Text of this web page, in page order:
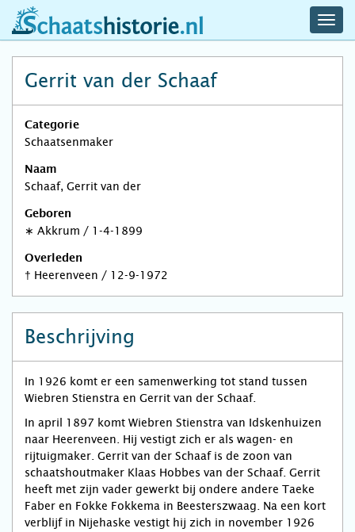
schaatshistorie.nl
Gerrit van der Schaaf
Categorie
Schaatsenmaker
Naam
Schaaf, Gerrit van der
Geboren
∗ Akkrum / 1-4-1899
Overleden
† Heerenveen / 12-9-1972
Beschrijving
In 1926 komt er een samenwerking tot stand tussen
Wiebren Stienstra en Gerrit van der Schaaf.
In april 1897 komt Wiebren Stienstra van Idskenhuizen
naar Heerenveen. Hij vestigt zich er als wagen- en
rijtuigmaker. Gerrit van der Schaaf is de zoon van
schaatshoutmaker Klaas Hobbes van der Schaaf. Gerrit
heeft met zijn vader gewerkt bij ondere andere Taeke
Faber en Fokke Fokkema in Beesterszwaag. Na een kort
verblijf in Nijehaske vestigt hij zich in november 1926